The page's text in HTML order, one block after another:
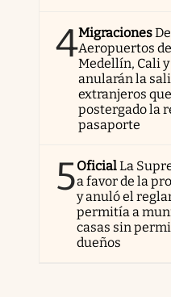
4Migraciones
Aeropuertos
Medellín, Cali
anularán la
extranjeros
postergado la
pasaporte
5OficialLa
a favor de la
y anuló el
permitía a
casas sin
dueños